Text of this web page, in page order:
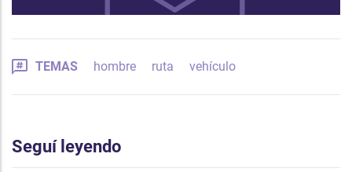
TEMAS hombre ruta vehículo
Seguí leyendo